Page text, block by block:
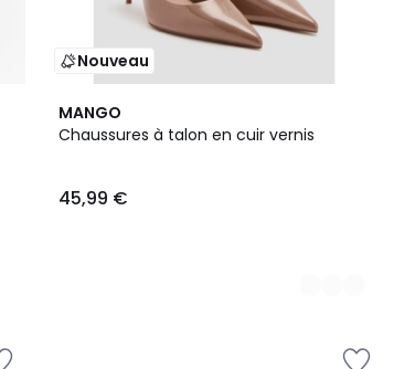
Nouveau
MANGO
Chaussures à talon en cuir vernis
45,99 €
2
Couleurs